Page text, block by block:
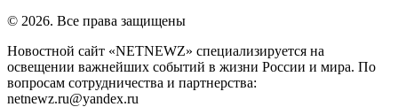
© 2026. Все права защищены
Новостной сайт «NETNEWZ» специализируется на
освещении важнейших событий в жизни России и мира. По
вопросам сотрудничества и партнерства:
netnewz.ru@yandex.ru